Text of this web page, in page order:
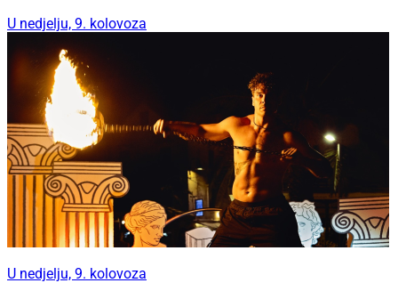
U nedjelju, 9. kolovoza
U nedjelju, 9. kolovoza